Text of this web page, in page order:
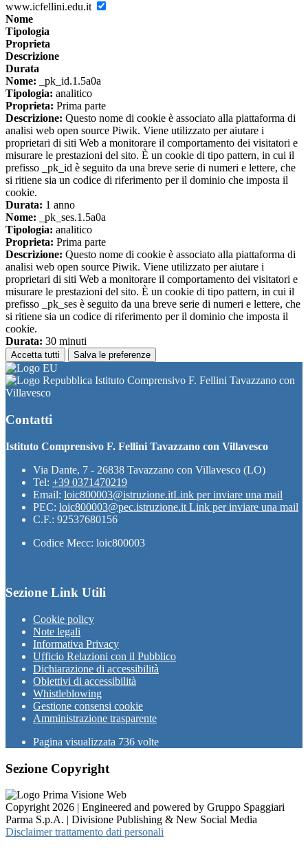
www.icfellini.edu.it
Nome
Tipologia
Proprieta
Descrizione
Durata
Nome: _pk_id.1.5a0a
Tipologia: analitico
Proprieta: Prima parte
Descrizione: Questo nome di cookie è associato alla piattaforma di
analisi web open source Piwik. Viene utilizzato per aiutare i
proprietari di siti Web a monitorare il comportamento dei visitatori e
misurare le prestazioni del sito. È un cookie di tipo pattern, in cui il
prefisso _pk_id è seguito da una breve serie di numeri e lettere, che
si ritiene sia un codice di riferimento per il dominio che imposta il
cookie.
Durata: 1 anno
Nome: _pk_ses.1.5a0a
Tipologia: analitico
Proprieta: Prima parte
Descrizione: Questo nome di cookie è associato alla piattaforma di
analisi web open source Piwik. Viene utilizzato per aiutare i
proprietari di siti Web a monitorare il comportamento dei visitatori e
misurare le prestazioni del sito. È un cookie di tipo pattern, in cui il
prefisso _pk_ses è seguito da una breve serie di numeri e lettere, che
si ritiene sia un codice di riferimento per il dominio che imposta il
cookie.
Durata: 30 minuti
Accetta tutti Salva le preferenze
Istituto Comprensivo F. Fellini Tavazzano con
Villavesco
Contatti
Istituto Comprensivo F. Fellini Tavazzano con Villavesco
Via Dante, 7 - 26838 Tavazzano con Villavesco (LO)
Tel: +39 0371470219
Email: loic800003@istruzione.itLink per inviare una mail
PEC: loic800003@pec.istruzione.it Link per inviare una mail
C.F.: 92537680156
Codice Mecc: loic800003
Sezione Link Utili
Cookie policy
Note legali
Informativa Privacy
Ufficio Relazioni con il Pubblico
Dichiarazione di accessibilità
Obiettivi di accessibilità
Whistleblowing
Gestione consensi cookie
Amministrazione trasparente
Pagina visualizzata 736 volte
Sezione Copyright
Copyright 2026 | Engineered and powered by Gruppo Spaggiari
Parma S.p.A. | Divisione Publishing & New Social Media
Disclaimer trattamento dati personali